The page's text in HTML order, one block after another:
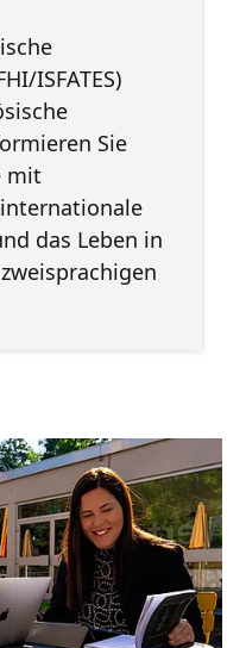
ISFATES)
Sie
mit
das Leben in